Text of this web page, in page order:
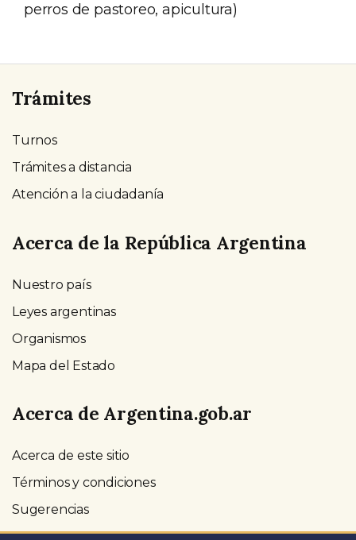
perros de pastoreo, apicultura)
Trámites
Turnos
Trámites a distancia
Atención a la ciudadanía
Acerca de la República Argentina
Nuestro país
Leyes argentinas
Organismos
Mapa del Estado
Acerca de Argentina.gob.ar
Acerca de este sitio
Términos y condiciones
Sugerencias